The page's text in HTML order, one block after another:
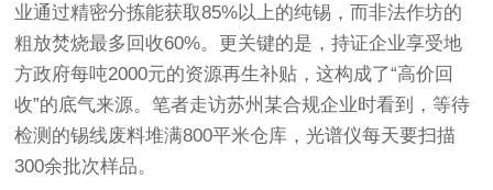
业通过精密分拣能获取85%以上的纯锡，而非法作坊的
粗放焚烧最多回收60%。更关键的是，持证企业享受地
方政府每吨2000元的资源再生补贴，这构成了“高价回
收”的底气来源。笔者走访苏州某合规企业时看到，等待
检测的锡线废料堆满800平米仓库，光谱仪每天要扫描
300余批次样品。